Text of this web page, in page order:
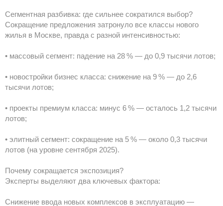
Сегментная разбивка: где сильнее сократился выбор?
Сокращение предложения затронуло все классы нового
жилья в Москве, правда с разной интенсивностью:
• массовый сегмент: падение на 28 % — до 0,9 тысячи лотов;
• новостройки бизнес класса: снижение на 9 % — до 2,6
тысячи лотов;
• проекты премиум класса: минус 6 % — осталось 1,2 тысячи
лотов;
• элитный сегмент: сокращение на 5 % — около 0,3 тысячи
лотов (на уровне сентября 2025).
Почему сокращается экспозиция?
Эксперты выделяют два ключевых фактора:
Снижение ввода новых комплексов в эксплуатацию —